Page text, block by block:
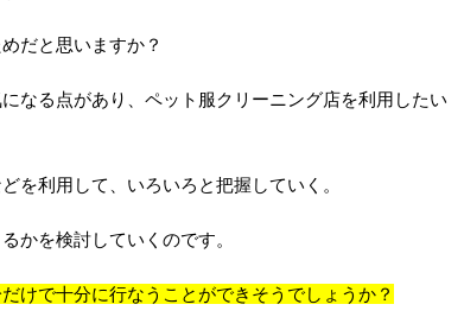
だと思いますか？
なる点があり、ペット服クリーニング店を利用したい
を利用して、いろいろと把握していく。
かを検討していくのです。
だけで十分に行なうことができそうでしょうか？